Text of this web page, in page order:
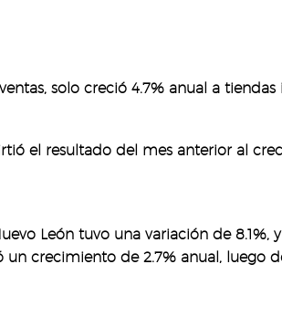
solo creció 4.7% anual a tiendas
el resultado del mes anterior al
León tuvo una variación de
crecimiento de 2.7% anual, luego